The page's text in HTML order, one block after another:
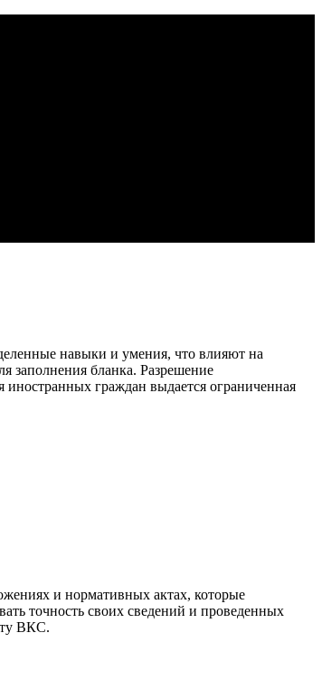
навыки и умения, что влияют на
заполнения бланка. Разрешение
иностранных граждан выдается ограниченная
и нормативных актах, которые
точность своих сведений и проведенных
ВКС.